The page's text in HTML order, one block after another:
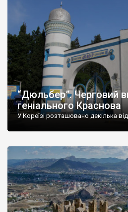
“Дюльбер”. Черговий
геніального Краснова
У Кореїзі розташовано декілька